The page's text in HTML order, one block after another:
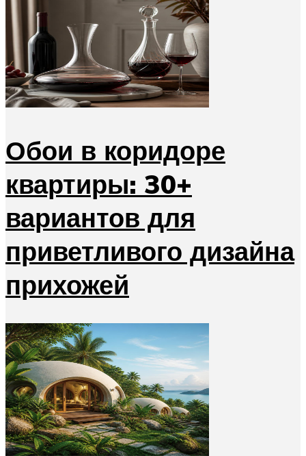
Обои в коридоре
квартиры: 30+
вариантов для
приветливого дизайна
прихожей